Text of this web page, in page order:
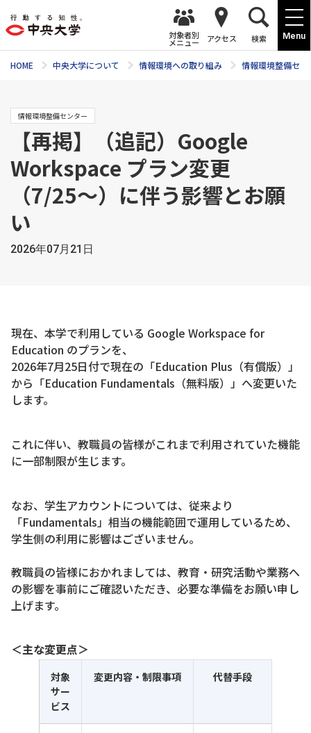
Menu
対象者別
メニュー アクセス 検索
HOME 中央大学について 情報環境への取り組み 情報環境整備セン
情報環境整備センター
【再掲】（追記）Google
Workspace プラン変更
（7/25〜）に伴う影響とお願
い
2026年07月21日
現在、本学で利用している Google Workspace for
Education のプランを、
2026年7月25日付で現在の「Education Plus（有償版）」
から「Education Fundamentals（無料版）」へ変更いた
します。
これに伴い、教職員の皆様がこれまで利用されていた機能
に一部制限が生じます。
なお、学生アカウントについては、従来より
「Fundamentals」相当の機能範囲で運用しているため、
学生側の利用に影響はございません。
教職員の皆様におかれましては、教育・研究活動や業務へ
の影響を事前にご確認いただき、必要な準備をお願い申し
上げます。
＜主な変更点＞
対象
サー
ビス
変更内容・制限事項 代替手段